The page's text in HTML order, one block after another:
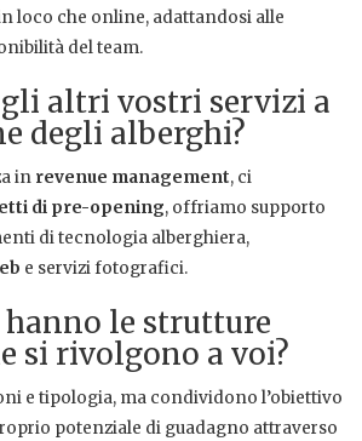
loco che online, adattandosi alle
del team.
altri vostri servizi a
degli alberghi?
in revenue management, ci
di pre-opening, offriamo supporto
di tecnologia alberghiera,
e servizi fotografici.
le strutture
si rivolgono a voi?
e tipologia, ma condividono l’obiettivo
potenziale di guadagno attraverso